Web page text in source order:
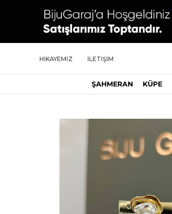
HİKAYEMİZ İLETİŞİM
ŞAHMERAN KÜPE